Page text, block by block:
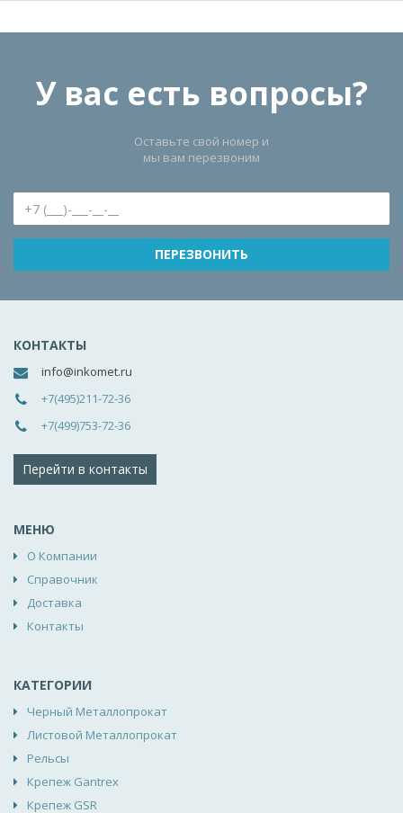
У вас есть вопросы?
Оставьте свой номер и
мы вам перезвоним
КОНТАКТЫ
info@inkomet.ru
+7(495)211-72-36
+7(499)753-72-36
Перейти в контакты
МЕНЮ
О Компании
Справочник
Доставка
Контакты
КАТЕГОРИИ
Черный Металлопрокат
Листовой Металлопрокат
Рельсы
Крепеж Gantrex
Крепеж GSR